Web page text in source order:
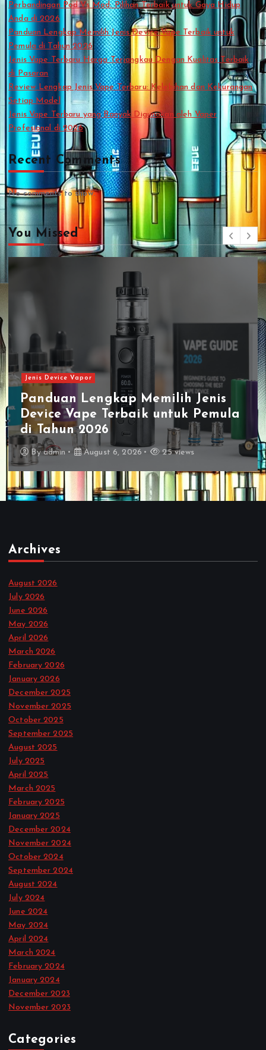
Perbandingan Pod Vs Mod: Pilihan Terbaik untuk Gaya Hidup
Anda di 2026
Panduan Lengkap Memilih Jenis Device Vape Terbaik untuk
Pemula di Tahun 2026
Jenis Vape Terbaru Harga Terjangkau Dengan Kualitas Terbaik
di Pasaran
Review Lengkap Jenis Vape Terbaru: Kelebihan dan Kekurangan
Setiap Model
Jenis Vape Terbaru yang Banyak Digunakan oleh Vaper
Profesional di 2026
Recent Comments
No comments to show.
You Missed
Jenis Vape
Jenis Vape Terbaru Harga
Terjangkau Dengan Kualitas
Terbaik di Pasaran
Byadmin August 5, 2026 35 views
Archives
August 2026
July 2026
June 2026
May 2026
April 2026
March 2026
February 2026
January 2026
December 2025
November 2025
October 2025
September 2025
August 2025
July 2025
April 2025
March 2025
February 2025
January 2025
December 2024
November 2024
October 2024
September 2024
August 2024
July 2024
June 2024
May 2024
April 2024
March 2024
February 2024
January 2024
December 2023
November 2023
Categories